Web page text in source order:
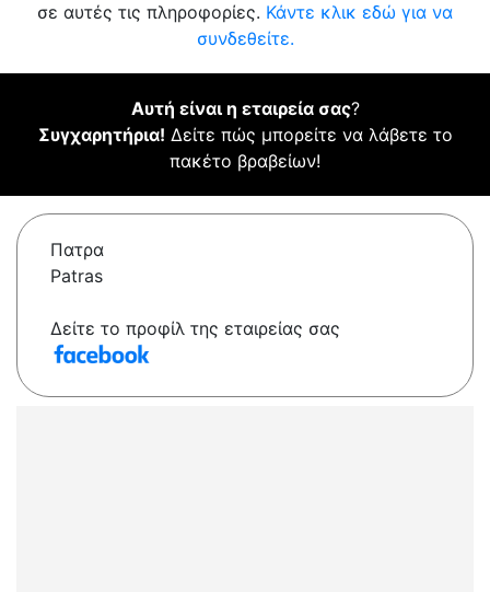
σε αυτές τις πληροφορίες. Κάντε κλικ εδώ για να
συνδεθείτε.
Αυτή είναι η εταιρεία σας?
Συγχαρητήρια! Δείτε πώς μπορείτε να λάβετε το
πακέτο βραβείων!
Πατρα
Patras
Δείτε το προφίλ της εταιρείας σας